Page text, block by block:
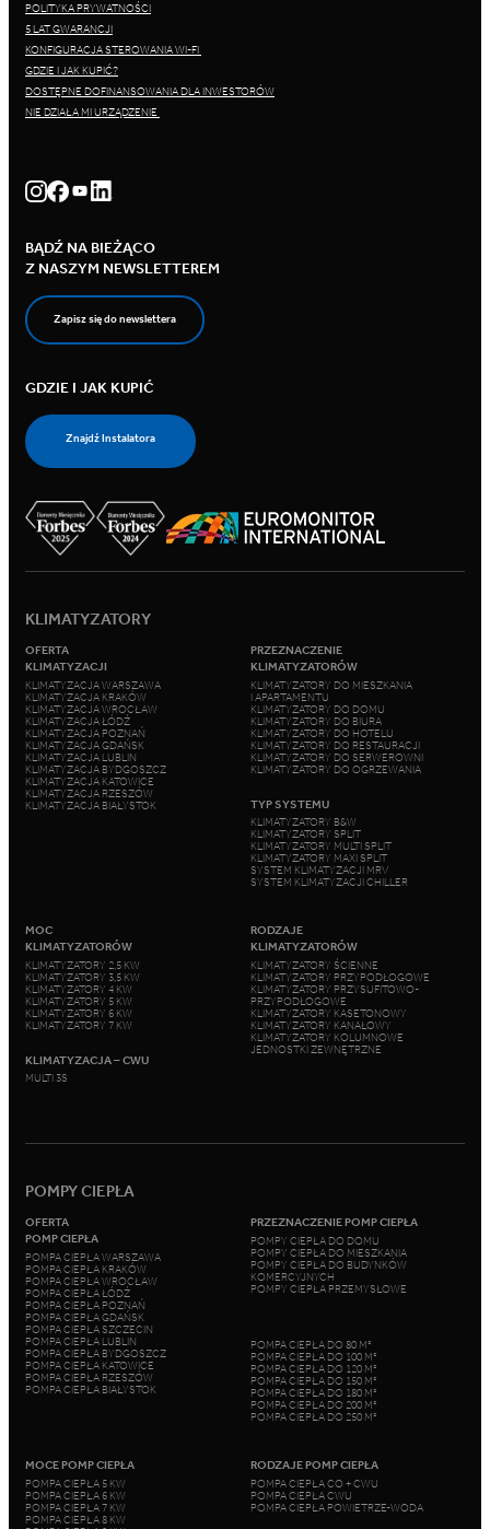
POLITYKA PRYWATNOŚCI
5 LAT GWARANCJI
KONFIGURACJA STEROWANIA WI-FI
GDZIE I JAK KUPIĆ?
DOSTĘPNE DOFINANSOWANIA DLA INWESTORÓW
NIE DZIAŁA MI URZĄDZENIE
BĄDŹ NA BIEŻĄCO
Z NASZYM NEWSLETTEREM
Zapisz się do newslettera
GDZIE I JAK KUPIĆ
Znajdź Instalatora
KLIMATYZATORY
OFERTA
KLIMATYZACJI
KLIMATYZACJA WARSZAWA
KLIMATYZACJA KRAKÓW
KLIMATYZACJA WROCŁAW
KLIMATYZACJA ŁÓDŹ
KLIMATYZACJA POZNAŃ
KLIMATYZACJA GDAŃSK
KLIMATYZACJA LUBLIN
KLIMATYZACJA BYDGOSZCZ
KLIMATYZACJA KATOWICE
KLIMATYZACJA RZESZÓW
KLIMATYZACJA BIAŁYSTOK
PRZEZNACZENIE
KLIMATYZATORÓW
KLIMATYZATORY DO MIESZKANIA
I APARTAMENTU
KLIMATYZATORY DO DOMU
KLIMATYZATORY DO BIURA
KLIMATYZATORY DO HOTELU
KLIMATYZATORY DO RESTAURACJI
KLIMATYZATORY DO SERWEROWNI
KLIMATYZATORY DO OGRZEWANIA
TYP SYSTEMU
KLIMATYZATORY B&W
KLIMATYZATORY SPLIT
KLIMATYZATORY MULTI SPLIT
KLIMATYZATORY MAXI SPLIT
SYSTEM KLIMATYZACJI MRV
SYSTEM KLIMATYZACJI CHILLER
MOC
KLIMATYZATORÓW
KLIMATYZATORY 2,5 KW
KLIMATYZATORY 3,5 KW
KLIMATYZATORY 4 KW
KLIMATYZATORY 5 KW
KLIMATYZATORY 6 KW
KLIMATYZATORY 7 KW
KLIMATYZACJA – CWU
MULTI 3S
RODZAJE
KLIMATYZATORÓW
KLIMATYZATORY ŚCIENNE
KLIMATYZATORY PRZYPODŁOGOWE
KLIMATYZATORY PRZYSUFITOWO-
PRZYPODŁOGOWE
KLIMATYZATORY KASETONOWY
KLIMATYZATORY KANAŁOWY
KLIMATYZATORY KOLUMNOWE
JEDNOSTKI ZEWNĘTRZNE
POMPY CIEPŁA
OFERTA
POMP CIEPŁA
POMPA CIEPŁA WARSZAWA
POMPA CIEPŁA KRAKÓW
POMPA CIEPŁA WROCŁAW
POMPA CIEPŁA ŁÓDŹ
POMPA CIEPŁA POZNAŃ
POMPA CIEPŁA GDAŃSK
POMPA CIEPŁA SZCZECIN
POMPA CIEPŁA LUBLIN
POMPA CIEPŁA BYDGOSZCZ
POMPA CIEPŁA KATOWICE
POMPA CIEPŁA RZESZÓW
POMPA CIEPŁA BIAŁYSTOK
PRZEZNACZENIE POMP CIEPŁA
POMPY CIEPŁA DO DOMU
POMPY CIEPŁA DO MIESZKANIA
POMPY CIEPŁA DO BUDYNKÓW
KOMERCYJNYCH
POMPY CIEPŁA PRZEMYSŁOWE
POMPA CIEPŁA DO 80 M²
POMPA CIEPŁA DO 100 M²
POMPA CIEPŁA DO 120 M²
POMPA CIEPŁA DO 150 M²
POMPA CIEPŁA DO 180 M²
POMPA CIEPŁA DO 200 M²
POMPA CIEPŁA DO 250 M²
MOCE POMP CIEPŁA
POMPA CIEPŁA 5 KW
POMPA CIEPŁA 6 KW
POMPA CIEPŁA 7 KW
POMPA CIEPŁA 8 KW
RODZAJE POMP CIEPŁA
POMPA CIEPŁA CO + CWU
POMPA CIEPŁA CWU
POMPA CIEPŁA POWIETRZE-WODA